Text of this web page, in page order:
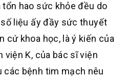
tổn hao sức khỏe đều do
liệu ấy đầy sức thuyết
cứ khoa học, là ý kiến của
viện K, của bác sĩ viện
bệnh tim mạch nêu